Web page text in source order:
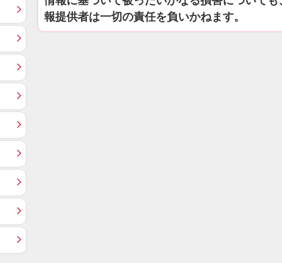
報提供者は一切の責任を負いかねます。